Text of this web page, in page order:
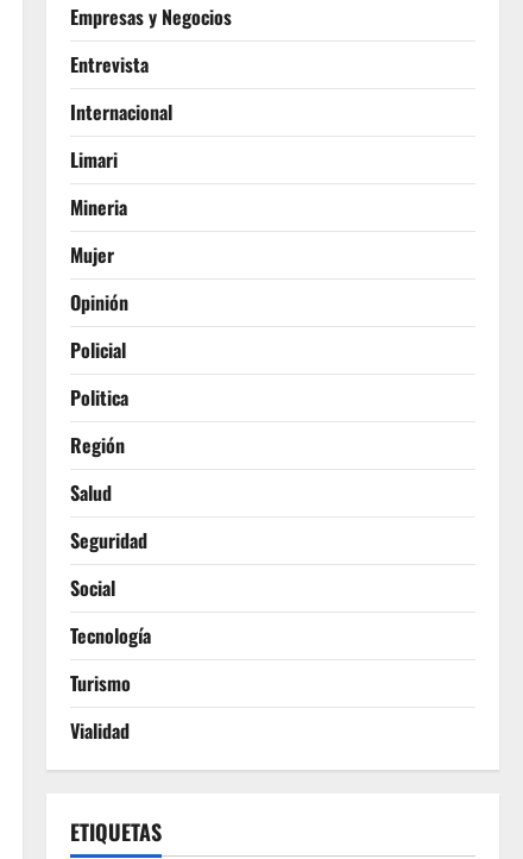
Empresas y Negocios
Entrevista
Internacional
Limari
Mineria
Mujer
Opinión
Policial
Politica
Región
Salud
Seguridad
Social
Tecnología
Turismo
Vialidad
ETIQUETAS